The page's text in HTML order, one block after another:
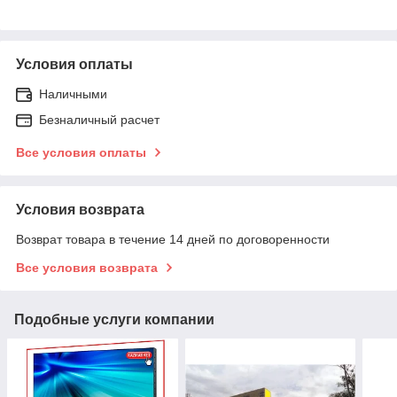
Условия оплаты
Наличными
Безналичный расчет
Все условия оплаты
Условия возврата
Возврат товара в течение 14 дней по договоренности
Все условия возврата
Подобные услуги компании